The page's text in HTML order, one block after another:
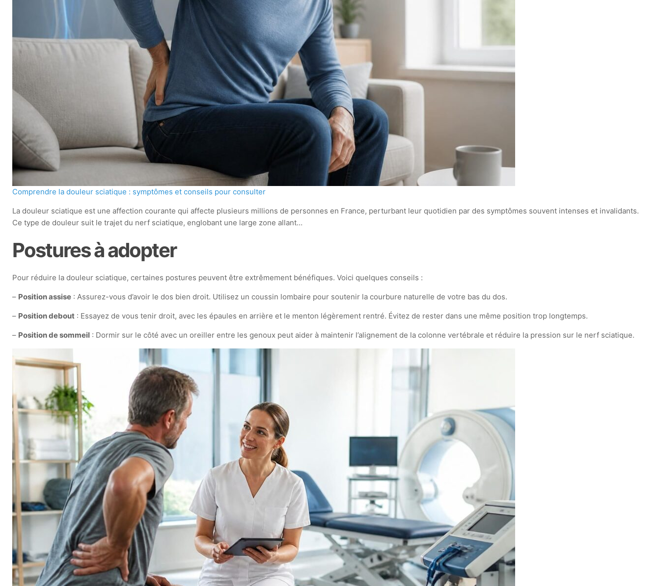
Comprendre la douleur sciatique : symptômes et conseils pour consulter
La douleur sciatique est une affection courante qui affecte plusieurs millions de personnes en France, perturbant leur quotidien par des symptômes souvent intenses et invalidants.
Ce type de douleur suit le trajet du nerf sciatique, englobant une large zone allant…
Postures à adopter
Pour réduire la douleur sciatique, certaines postures peuvent être extrêmement bénéfiques. Voici quelques conseils :
– Position assise : Assurez-vous d’avoir le dos bien droit. Utilisez un coussin lombaire pour soutenir la courbure naturelle de votre bas du dos.
– Position debout : Essayez de vous tenir droit, avec les épaules en arrière et le menton légèrement rentré. Évitez de rester dans une même position trop longtemps.
– Position de sommeil : Dormir sur le côté avec un oreiller entre les genoux peut aider à maintenir l’alignement de la colonne vertébrale et réduire la pression sur le nerf sciatique.